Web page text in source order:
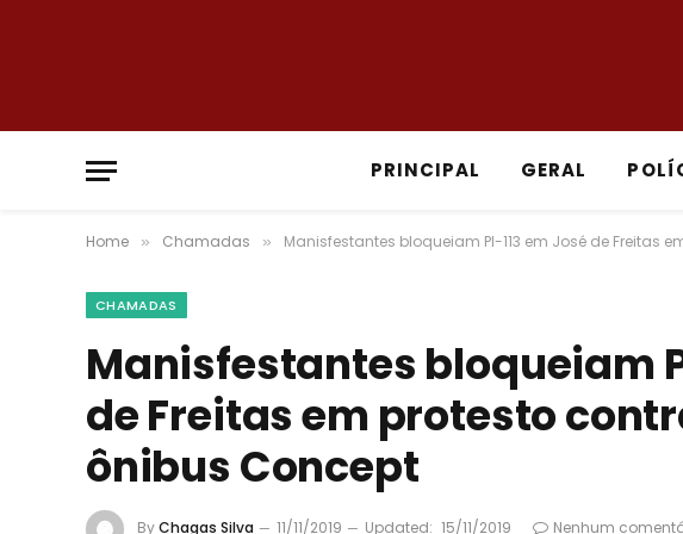
PRINCIPAL GERAL
Home » Chamadas » Manisfestantes bloqueiam PI-113 em José de Freitas
CHAMADAS
Manisfestantes bloqueiam
de Freitas em protesto
ônibus Concept
ByChagas Silva 11/11/2019 Updated: 15/11/2019 Nenhum